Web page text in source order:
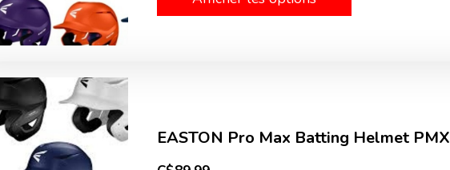
EASTON Pro Max Batting Helmet PMX